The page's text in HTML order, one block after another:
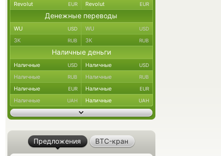
Revolut EUR Revolut EUR
Денежные переводы
WU USD WU USD
ЗК RUB ЗК RUB
Наличные деньги
Наличные USD Наличные USD
Наличные RUB Наличные RUB
Наличные EUR Наличные EUR
Наличные UAH Наличные UAH
Предложения BTC-кран